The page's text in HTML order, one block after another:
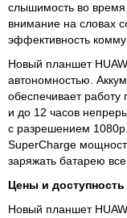
слышимость во время
внимание на словах
эффективность
Новый планшет
автономностью.
обеспечивает
и до 12 часов
с разрешением
SuperCharge
заряжать батарею
Цены и доступность
Новый планшет